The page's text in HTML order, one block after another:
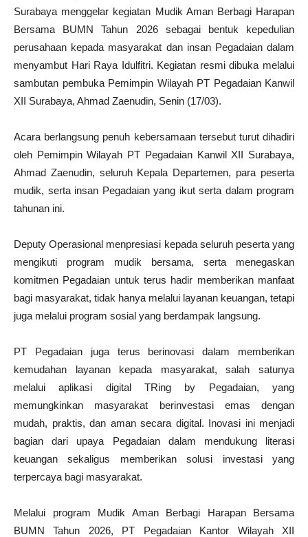
Surabaya menggelar kegiatan Mudik Aman Berbagi Harapan
Bersama BUMN Tahun 2026 sebagai bentuk kepedulian
perusahaan kepada masyarakat dan insan Pegadaian dalam
menyambut Hari Raya Idulfitri. Kegiatan resmi dibuka melalui
sambutan pembuka Pemimpin Wilayah PT Pegadaian Kanwil
XII Surabaya, Ahmad Zaenudin, Senin (17/03).
Acara berlangsung penuh kebersamaan tersebut turut dihadiri
oleh Pemimpin Wilayah PT Pegadaian Kanwil XII Surabaya,
Ahmad Zaenudin, seluruh Kepala Departemen, para peserta
mudik, serta insan Pegadaian yang ikut serta dalam program
tahunan ini.
Deputy Operasional menpresiasi kepada seluruh peserta yang
mengikuti program mudik bersama, serta menegaskan
komitmen Pegadaian untuk terus hadir memberikan manfaat
bagi masyarakat, tidak hanya melalui layanan keuangan, tetapi
juga melalui program sosial yang berdampak langsung.
PT Pegadaian juga terus berinovasi dalam memberikan
kemudahan layanan kepada masyarakat, salah satunya
melalui aplikasi digital TRing by Pegadaian, yang
memungkinkan masyarakat berinvestasi emas dengan
mudah, praktis, dan aman secara digital. Inovasi ini menjadi
bagian dari upaya Pegadaian dalam mendukung literasi
keuangan sekaligus memberikan solusi investasi yang
terpercaya bagi masyarakat.
Melalui program Mudik Aman Berbagi Harapan Bersama
BUMN Tahun 2026, PT Pegadaian Kantor Wilayah XII